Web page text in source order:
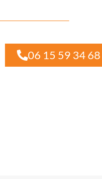
06 15 59 34 68